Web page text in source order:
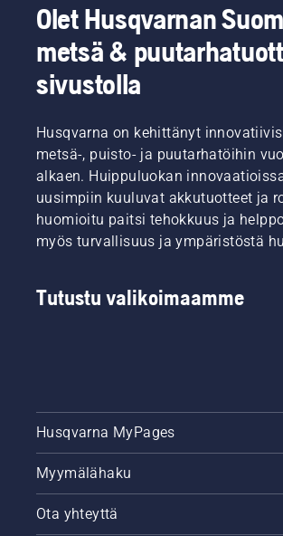
Olet Husqvarnan
metsä &
sivustolla
Husqvarna on kehittänyt
metsä-, puisto- ja puutarhatöihin
alkaen. Huippuluokan
uusimpiin kuuluvat akkutuotteet ja
huomioitu paitsi tehokkuus ja
myös turvallisuus ja ympäristöstä
Tutustu valikoimaamme
Husqvarna MyPages
Myymälähaku
Ota yhteyttä